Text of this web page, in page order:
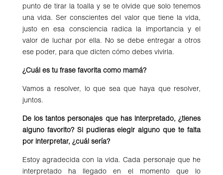
punto de tirar la toalla y se te olvide que solo tenemos
una vida. Ser conscientes del valor que tiene la vida,
justo en esa consciencia radica la importancia y el
valor de luchar por ella. No se debe entregar a otros
ese poder, para que dicten cómo debes vivirla.
¿Cuál es tu frase favorita como mamá?
Vamos a resolver, lo que sea que haya que resolver,
juntos.
De los tantos personajes que has interpretado, ¿tienes
alguno favorito? Si pudieras elegir alguno que te falta
por interpretar, ¿cuál sería?
Estoy agradecida con la vida. Cada personaje que he
interpretado ha llegado en el momento que lo